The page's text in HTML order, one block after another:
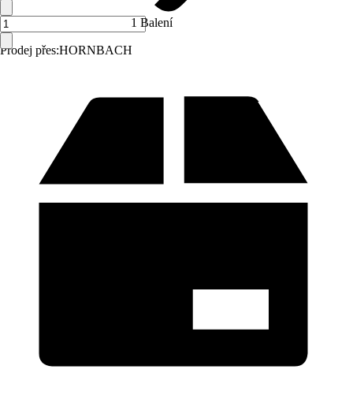
Prodej přes:HORNBACH
1 Balení